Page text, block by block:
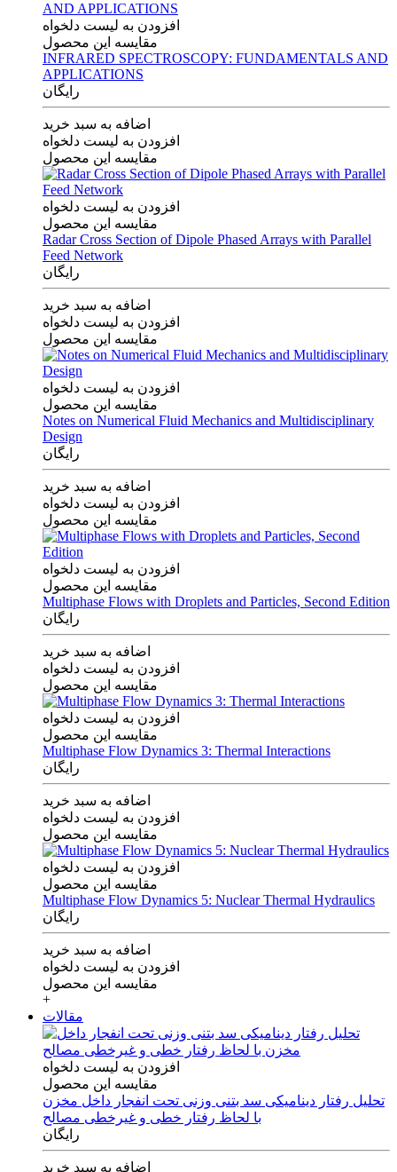
افزودن به لیست دلخواه
مقایسه این محصول
INFRARED SPECTROSCOPY: FUNDAMENTALS AND
APPLICATIONS
رایگان
اضافه به سبد خرید
افزودن به لیست دلخواه
مقایسه این محصول
افزودن به لیست دلخواه
مقایسه این محصول
Radar Cross Section of Dipole Phased Arrays with Parallel
Feed Network
رایگان
اضافه به سبد خرید
افزودن به لیست دلخواه
مقایسه این محصول
افزودن به لیست دلخواه
مقایسه این محصول
Notes on Numerical Fluid Mechanics and Multidisciplinary
Design
رایگان
اضافه به سبد خرید
افزودن به لیست دلخواه
مقایسه این محصول
افزودن به لیست دلخواه
مقایسه این محصول
Multiphase Flows with Droplets and Particles, Second Edition
رایگان
اضافه به سبد خرید
افزودن به لیست دلخواه
مقایسه این محصول
افزودن به لیست دلخواه
مقایسه این محصول
Multiphase Flow Dynamics 3: Thermal Interactions
رایگان
اضافه به سبد خرید
افزودن به لیست دلخواه
مقایسه این محصول
افزودن به لیست دلخواه
مقایسه این محصول
Multiphase Flow Dynamics 5: Nuclear Thermal Hydraulics
رایگان
اضافه به سبد خرید
افزودن به لیست دلخواه
مقایسه این محصول
+
مقالات
افزودن به لیست دلخواه
مقایسه این محصول
تحلیل رفتار دینامیکی سد بتنی وزنی تحت انفجار داخل مخزن
با لحاظ رفتار خطی و غیرخطی مصالح
رایگان
اضافه به سبد خرید